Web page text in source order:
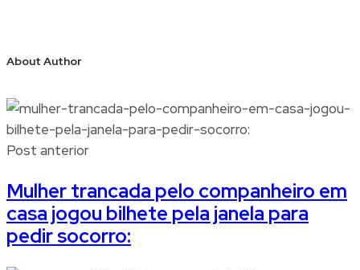
About Author
Post anterior
Mulher trancada pelo companheiro em
casa jogou bilhete pela janela para
pedir socorro: